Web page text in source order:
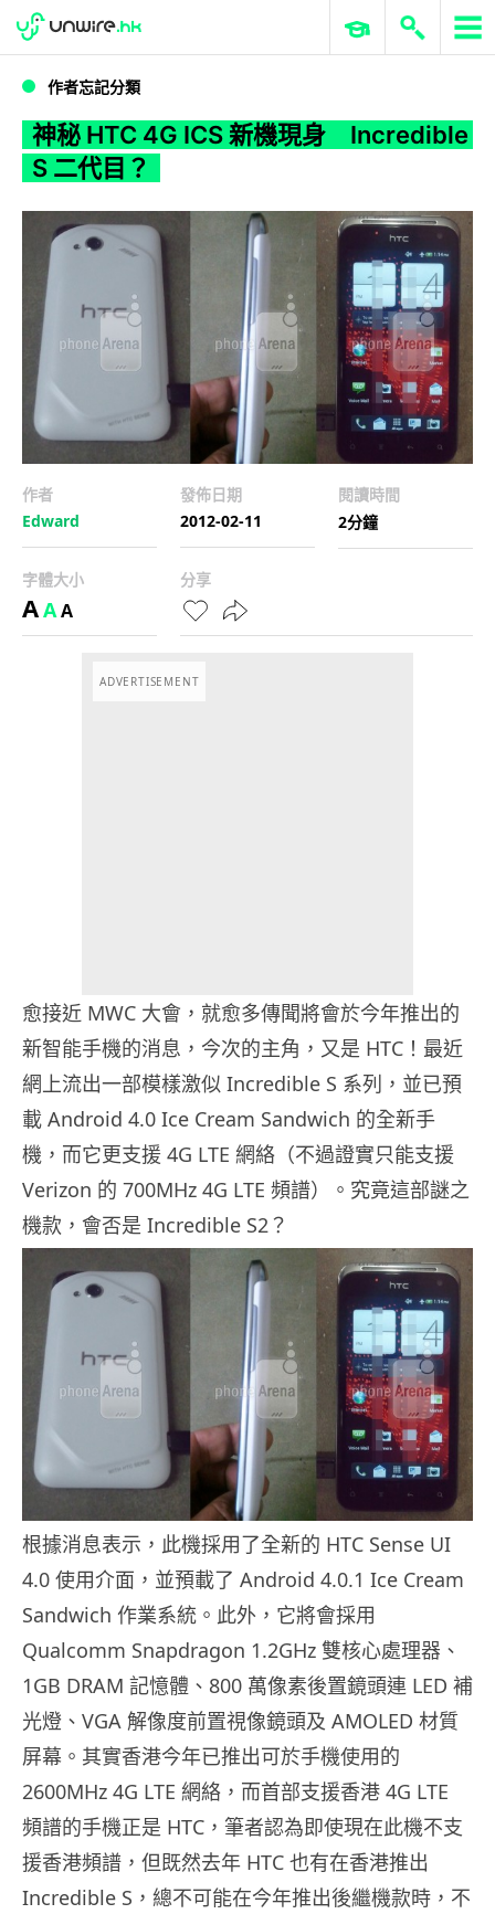
WWDC 2026 ERP 與商業 AI
作者忘記分類
神秘 HTC 4G ICS 新機現身 Incredible
S 二代目？
作者
Edward
發佈日期
2012-02-11
閱讀時間
2分鐘
字體大小
AAA
分享
ADVERTISEMENT
愈接近 MWC 大會，就愈多傳聞將會於今年推出的
新智能手機的消息，今次的主角，又是 HTC！最近
網上流出一部模樣激似 Incredible S 系列，並已預
載 Android 4.0 Ice Cream Sandwich 的全新手
機，而它更支援 4G LTE 網絡（不過證實只能支援
Verizon 的 700MHz 4G LTE 頻譜）。究竟這部謎之
機款，會否是 Incredible S2？
根據消息表示，此機採用了全新的 HTC Sense UI
4.0 使用介面，並預載了 Android 4.0.1 Ice Cream
Sandwich 作業系統。此外，它將會採用
Qualcomm Snapdragon 1.2GHz 雙核心處理器、
1GB DRAM 記憶體、800 萬像素後置鏡頭連 LED 補
光燈、VGA 解像度前置視像鏡頭及 AMOLED 材質
屏幕。其實香港今年已推出可於手機使用的
2600MHz 4G LTE 網絡，而首部支援香港 4G LTE
頻譜的手機正是 HTC，筆者認為即使現在此機不支
援香港頻譜，但既然去年 HTC 也有在香港推出
Incredible S，總不可能在今年推出後繼機款時，不